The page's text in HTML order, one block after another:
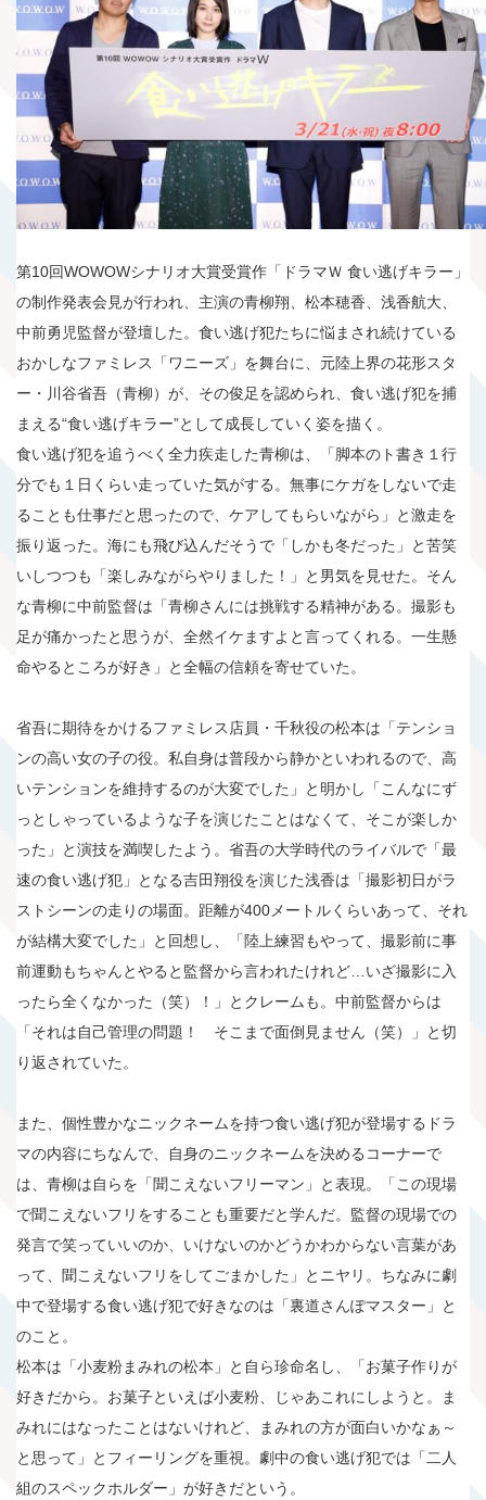
第10回WOWOWシナリオ大賞受賞作「ドラマＷ 食い逃げキラー」
の制作発表会見が行われ、主演の青柳翔、松本穂香、浅香航大、
中前勇児監督が登壇した。食い逃げ犯たちに悩まされ続けている
おかしなファミレス「ワニーズ」を舞台に、元陸上界の花形スタ
ー・川谷省吾（青柳）が、その俊足を認められ、食い逃げ犯を捕
まえる“食い逃げキラー”として成長していく姿を描く。
食い逃げ犯を追うべく全力疾走した青柳は、「脚本のト書き１行
分でも１日くらい走っていた気がする。無事にケガをしないで走
ることも仕事だと思ったので、ケアしてもらいながら」と激走を
振り返った。海にも飛び込んだそうで「しかも冬だった」と苦笑
いしつつも「楽しみながらやりました！」と男気を見せた。そん
な青柳に中前監督は「青柳さんには挑戦する精神がある。撮影も
足が痛かったと思うが、全然イケますよと言ってくれる。一生懸
命やるところが好き」と全幅の信頼を寄せていた。
省吾に期待をかけるファミレス店員・千秋役の松本は「テンショ
ンの高い女の子の役。私自身は普段から静かといわれるので、高
いテンションを維持するのが大変でした」と明かし「こんなにず
っとしゃっているような子を演じたことはなくて、そこが楽しか
った」と演技を満喫したよう。省吾の大学時代のライバルで「最
速の食い逃げ犯」となる吉田翔役を演じた浅香は「撮影初日がラ
ストシーンの走りの場面。距離が400メートルくらいあって、それ
が結構大変でした」と回想し、「陸上練習もやって、撮影前に事
前運動もちゃんとやると監督から言われたけれど…いざ撮影に入
ったら全くなかった（笑）！」とクレームも。中前監督からは
「それは自己管理の問題！ そこまで面倒見ません（笑）」と切
り返されていた。
また、個性豊かなニックネームを持つ食い逃げ犯が登場するドラ
マの内容にちなんで、自身のニックネームを決めるコーナーで
は、青柳は自らを「聞こえないフリーマン」と表現。「この現場
で聞こえないフリをすることも重要だと学んだ。監督の現場での
発言で笑っていいのか、いけないのかどうかわからない言葉があ
って、聞こえないフリをしてごまかした」とニヤリ。ちなみに劇
中で登場する食い逃げ犯で好きなのは「裏道さんぽマスター」と
のこと。
松本は「小麦粉まみれの松本」と自ら珍命名し、「お菓子作りが
好きだから。お菓子といえば小麦粉、じゃあこれにしようと。ま
みれにはなったことはないけれど、まみれの方が面白いかなぁ～
と思って」とフィーリングを重視。劇中の食い逃げ犯では「二人
組のスペックホルダー」が好きだという。